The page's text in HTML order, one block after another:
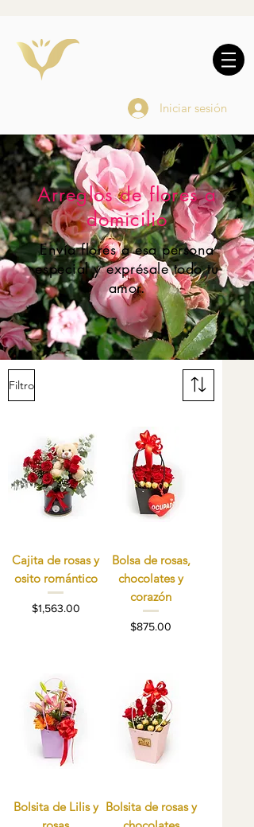
10% DE REGALO EN
ONLINE
Iniciar sesión
Arreglos de flores a
domicilio
Envía flores a esa persona
especial y exprésale todo tu
amor.
Filtro
Cajita de rosas y
osito romántico
Precio
$1,563.00
Bolsa de rosas,
chocolates y
corazón
Precio
$875.00
Bolsita de Lilis y Bolsita de rosas y